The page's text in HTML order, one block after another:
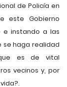
de Policía en
este Gobierno
e instando a las
haga realidad
es de vital
vecinos y, por